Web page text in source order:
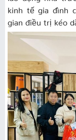
kinh tế gia đình
gian điều trị kéo